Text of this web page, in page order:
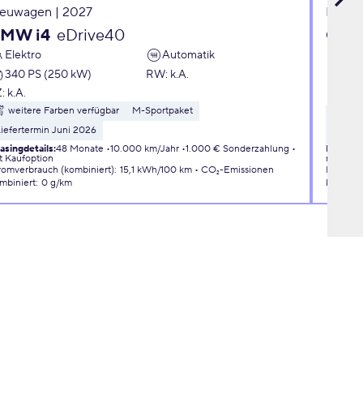
| 2027
i4 eDrive40
Elektro
Automatik
340 PS (250 kW)
RW: k.A.
k.A.
weitere Farben verfügbar
M-Sportpaket
Juni 2026
:48 Monate 10.000 km/Jahr 1.000 € Sonderzahlung
Kaufoption
(kombiniert): 15,1 kWh/100 km
CO₂-Emissionen
: 0 g/km
mit